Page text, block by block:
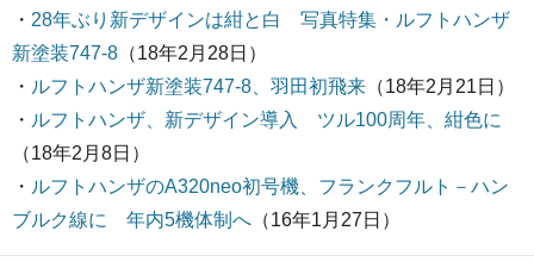
・ 28年ぶり新デザインは紺と白 写真特集・ルフトハンザ
新塗装747-8 （18年2月28日）
・ ルフトハンザ新塗装747-8、羽田初飛来 （18年2月21日）
・ ルフトハンザ、新デザイン導入 ツル100周年、紺色に
（18年2月8日）
・ ルフトハンザのA320neo初号機、フランクフルト－ハン
ブルク線に 年内5機体制へ （16年1月27日）